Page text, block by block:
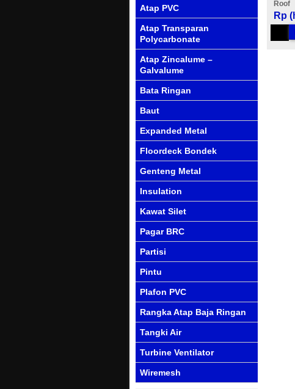
Roof
Rp
Atap PVC
Atap Transparan
Polycarbonate
Atap Zincalume –
Galvalume
Bata Ringan
Baut
Expanded Metal
Floordeck Bondek
Genteng Metal
Insulation
Kawat Silet
Pagar BRC
Partisi
Pintu
Plafon PVC
Rangka Atap Baja Ringan
Tangki Air
Turbine Ventilator
Wiremesh